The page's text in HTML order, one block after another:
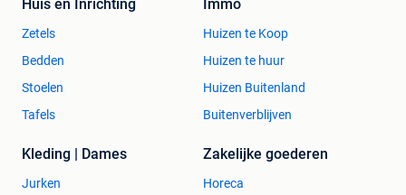
Huis en Inrichting
Zetels
Bedden
Stoelen
Tafels
Immo
Huizen te Koop
Huizen te huur
Huizen Buitenland
Buitenverblijven
Kleding | Dames
Jurken
Zakelijke goederen
Horeca